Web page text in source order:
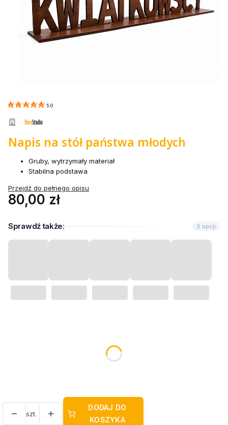
5.0
Napis na stół państwa młodych
Gruby, wytrzymały materiał
Stabilna podstawa
Przejdź do pełnego opisu
Cena
80,00 zł
Sprawdź także: 3 opcji
szt.
DODAJ DO
KOSZYKA